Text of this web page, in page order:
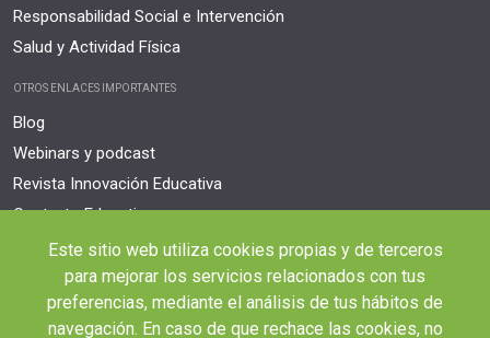
Responsabilidad Social e Intervención
Salud y Actividad Física
OTROS ENLACES IMPORTANTES
Blog
Webinars y podcast
Revista Innovación Educativa
Contexto Educativo
Desistir contrato aquí
Tienes 14 días desde tu matriculación para cancelar sin coste y recibir el
reembolso completo.
Este sitio web utiliza cookies propias y de terceros
para mejorar los servicios relacionados con tus
preferencias, mediante el análisis de tus hábitos de
navegación. En caso de que rechace las cookies, no